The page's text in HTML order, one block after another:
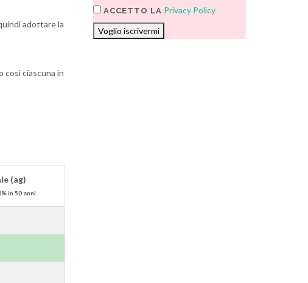
adottare la
così ciascuna in
(ag)
in 50 anni
ACCETTO LA Privacy Policy
Voglio iscrivermi